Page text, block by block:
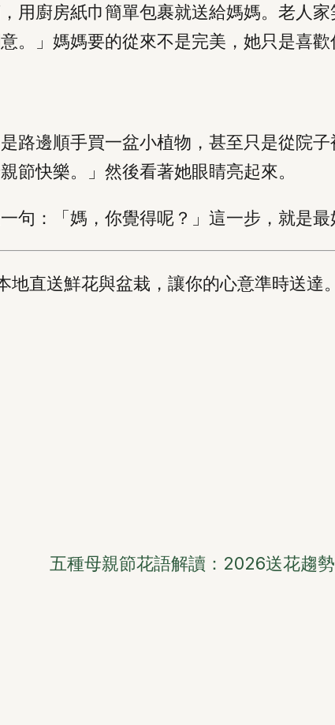
用廚房紙巾簡單包裹就送給媽媽。老人
」媽媽要的從來不是完美，她只是喜歡
路邊順手買一盆小植物，甚至只是從院
快樂。」然後看著她眼睛亮起來。
：「媽，你覺得呢？」這一步，就是最
地直送鮮花與盆栽，讓你的心意準時送達。
五種母親節花語解讀：2026送花趨